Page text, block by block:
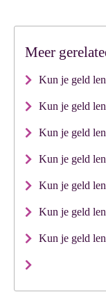
Meer
Kun je geld
Kun je geld
Kun je geld
Kun je geld
Kun je geld
Kun je geld
Kun je geld